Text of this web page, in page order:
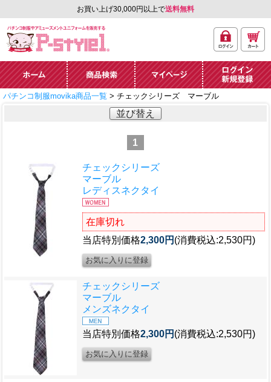
お買い上げ30,000円以上で送料無料
ーズメントユニフォー
ム通販「P-style 1」.
イン
ト
ホーム 商品検索 マイページ
ログイン・新規
パチンコ制服movika商品一覧 > チェックシリーズ マーブル
並び替え
1
チェックシリーズ
マーブル
レディスネクタイ
在庫切れ
当店特別価格2,300円 (消費税込:2,530円)
チェックシリーズ
マーブル
メンズネクタイ
当店特別価格2,300円 (消費税込:2,530円)